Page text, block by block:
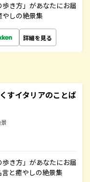
き方」があなたにお届
しの絶景集
詳細を見る
すイタリアのことば
き方」があなたにお届
と癒やしの絶景集